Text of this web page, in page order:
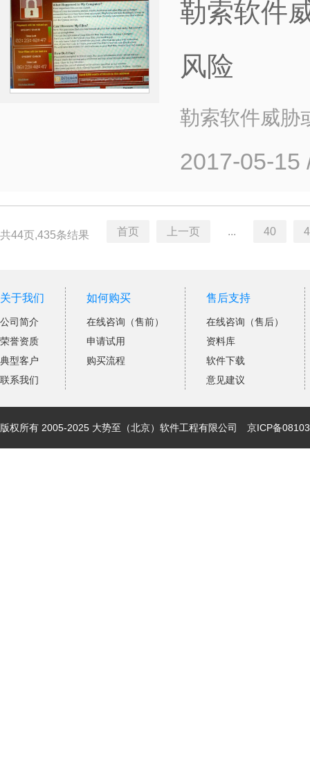
勒索软件
风险
勒索软件威胁
2017-05-15
共44页,435条结果 首页 上一页 ... 40
关于我们
公司简介
荣誉资质
典型客户
联系我们
如何购买
在线咨询（售前）
申请试用
购买流程
售后支持
在线咨询（售后）
资料库
软件下载
意见建议
版权所有 2005-2025 大势至（北京）软件工程有限公司 京ICP备